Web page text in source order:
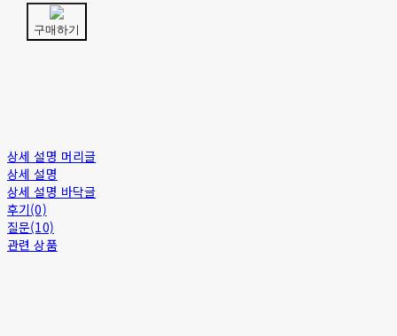
구매하기
상세 설명 머리글
상세 설명
상세 설명 바닥글
후기(0)
질문(10)
관련 상품